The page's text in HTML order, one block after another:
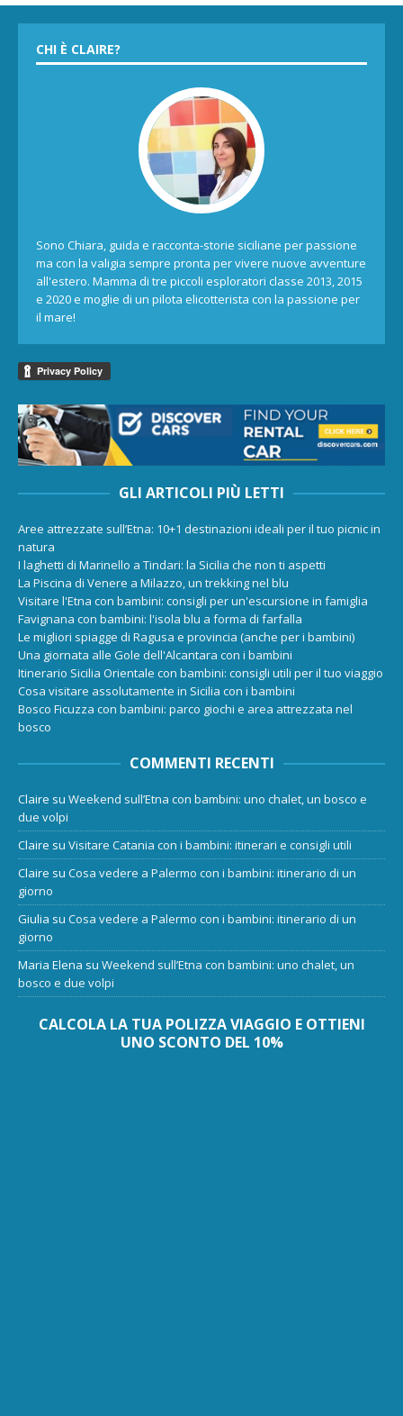
CHI È CLAIRE?
Sono Chiara, guida e racconta-storie siciliane per passione
ma con la valigia sempre pronta per vivere nuove avventure
all'estero. Mamma di tre piccoli esploratori classe 2013, 2015
e 2020 e moglie di un pilota elicotterista con la passione per
il mare!
GLI ARTICOLI PIÙ LETTI
Aree attrezzate sull’Etna: 10+1 destinazioni ideali per il tuo picnic in
natura
I laghetti di Marinello a Tindari: la Sicilia che non ti aspetti
La Piscina di Venere a Milazzo, un trekking nel blu
Visitare l'Etna con bambini: consigli per un'escursione in famiglia
Favignana con bambini: l'isola blu a forma di farfalla
Le migliori spiagge di Ragusa e provincia (anche per i bambini)
Una giornata alle Gole dell'Alcantara con i bambini
Itinerario Sicilia Orientale con bambini: consigli utili per il tuo viaggio
Cosa visitare assolutamente in Sicilia con i bambini
Bosco Ficuzza con bambini: parco giochi e area attrezzata nel
bosco
COMMENTI RECENTI
Claire su Weekend sull’Etna con bambini: uno chalet, un bosco e
due volpi
Claire su Visitare Catania con i bambini: itinerari e consigli utili
Claire su Cosa vedere a Palermo con i bambini: itinerario di un
giorno
Giulia su Cosa vedere a Palermo con i bambini: itinerario di un
giorno
Maria Elena su Weekend sull’Etna con bambini: uno chalet, un
bosco e due volpi
CALCOLA LA TUA POLIZZA VIAGGIO E OTTIENI
UNO SCONTO DEL 10%